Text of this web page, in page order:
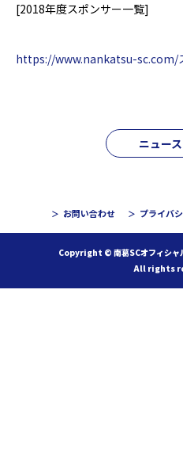
[2018年度スポンサー一覧]
https://www.nankatsu-sc.com/
ニュー
お問い合わせ プライバ
Copyright © 南葛SCオフィシャ
All rights